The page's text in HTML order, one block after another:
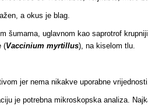
a okus je blag.
šumama, uglavnom kao saprotrof
(Vaccinium myrtillus), na kiselom tlu.
jer nema nikakve uporabne vrijednosti.
je potrebna mikroskopska analiza.